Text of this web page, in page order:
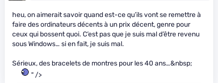
heu, on aimerait savoir quand est-ce qu’ils vont se remettre à
faire des ordinateurs décents à un prix décent, genre pour
ceux qui bossent quoi. C’est pas que je suis mal d’être revenu
sous Windows… si en fait, je suis mal.
Sérieux, des bracelets de montres pour les 40 ans…&nbsp;
" />